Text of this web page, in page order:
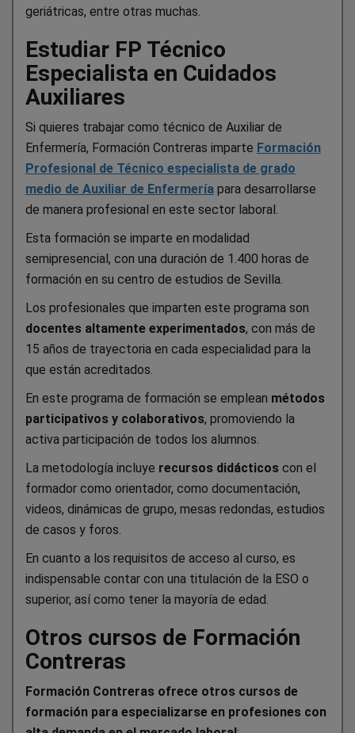
geriátricas, entre otras muchas.
Estudiar FP Técnico
Especialista en Cuidados
Auxiliares
Si quieres trabajar como técnico de Auxiliar de
Enfermería, Formación Contreras imparte Formación
Profesional de Técnico especialista de grado
medio de Auxiliar de Enfermería para desarrollarse
de manera profesional en este sector laboral.
Esta formación se imparte en modalidad
semipresencial, con una duración de 1.400 horas de
formación en su centro de estudios de Sevilla.
Los profesionales que imparten este programa son
docentes altamente experimentados, con más de
15 años de trayectoria en cada especialidad para la
que están acreditados.
En este programa de formación se emplean métodos
participativos y colaborativos, promoviendo la
activa participación de todos los alumnos.
La metodología incluye recursos didácticos con el
formador como orientador, como documentación,
videos, dinámicas de grupo, mesas redondas, estudios
de casos y foros.
En cuanto a los requisitos de acceso al curso, es
indispensable contar con una titulación de la ESO o
superior, así como tener la mayoría de edad.
Otros cursos de Formación
Contreras
Formación Contreras ofrece otros cursos de
formación para especializarse en profesiones con